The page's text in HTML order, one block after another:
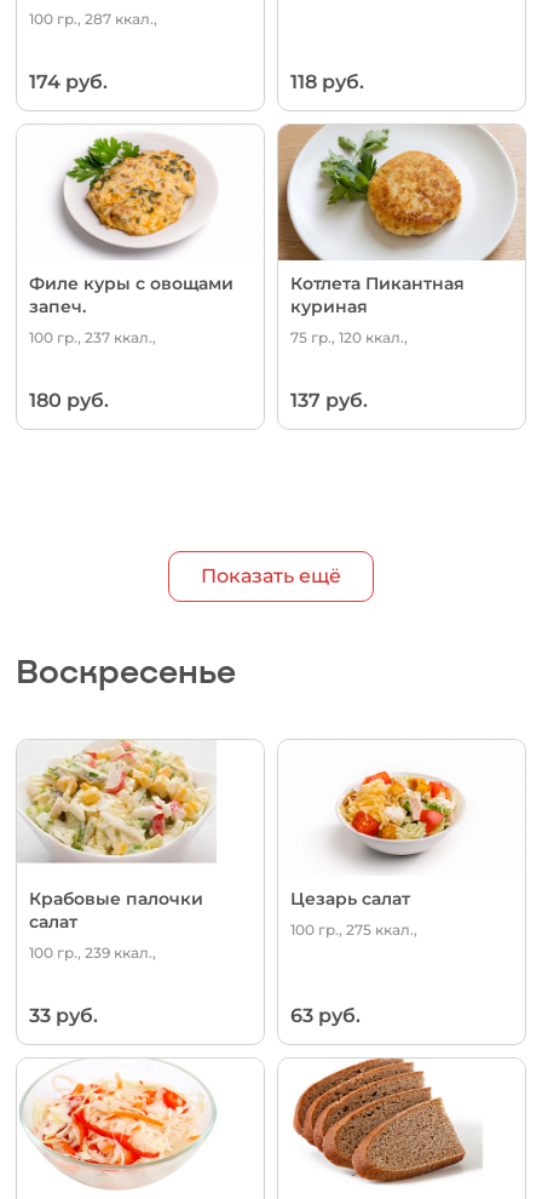
100 гр., 287 ккал.,
174 руб. 118 руб.
Филе куры с овощами
запеч.
100 гр., 237 ккал.,
180 руб.
Котлета Пикантная
куриная
75 гр., 120 ккал.,
137 руб.
Показать ещё
Воскресенье
Крабовые палочки
салат
100 гр., 239 ккал.,
33 руб.
Цезарь салат
100 гр., 275 ккал.,
63 руб.